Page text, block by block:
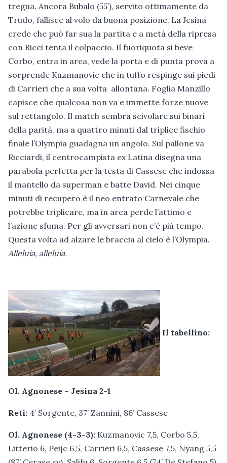
tregua. Ancora Bubalo (55’), servito ottimamente da
Trudo, fallisce al volo da buona posizione. La Jesina
crede che può far sua la partita e a metà della ripresa
con Ricci tenta il colpaccio. Il fuoriquota si beve
Corbo, entra in area, vede la porta e di punta prova a
sorprende Kuzmanovic che in tuffo respinge sui piedi
di Carrieri che a sua volta allontana. Foglia Manzillo
capisce che qualcosa non va e immette forze nuove
sul rettangolo. Il match sembra scivolare sui binari
della parità, ma a quattro minuti dal triplice fischio
finale l’Olympia guadagna un angolo. Sul pallone va
Ricciardi, il centrocampista ex Latina disegna una
parabola perfetta per la testa di Cassese che indossa
il mantello da superman e batte David. Nei cinque
minuti di recupero è il neo entrato Carnevale che
potrebbe triplicare, ma in area perde l’attimo e
l’azione sfuma. Per gli avversari non c’è più tempo.
Questa volta ad alzare le braccia al cielo è l’Olympia.
Alleluia, alleluia.
Il tabellino:
Ol. Agnonese – Jesina 2-1
Reti: 4’ Sorgente, 37’ Zannini, 86’ Cassese
Ol. Agnonese (4-3-3): Kuzmanovic 7,5, Corbo 5,5,
Litterio 6, Peijc 6,5, Carrieri 6,5, Cassese 7,5, Nyang 5,5